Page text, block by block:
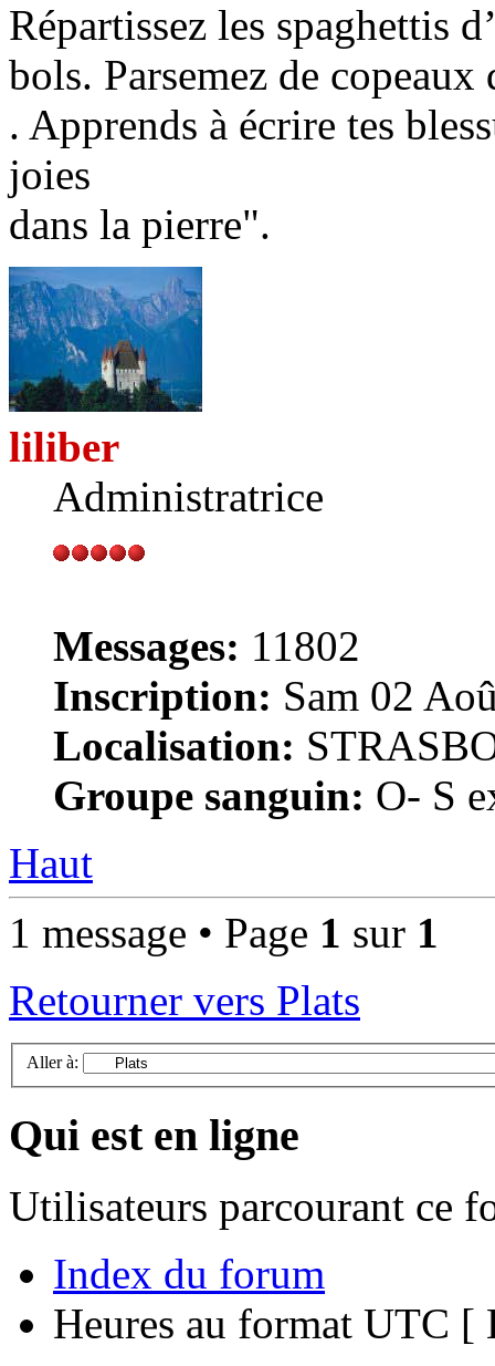
Répartissez les spaghettis
bols. Parsemez de
. Apprends à écrire tes
joies
dans la pierre".
liliber
Administratrice
Messages: 11802
Inscription: Sam 02
Localisation:
Groupe sanguin: O- S
Haut
1 message • Page 1 sur 1
Retourner vers Plats
Aller à:
Qui est en ligne
Utilisateurs parcourant ce
Index du forum
Heures au format UTC [